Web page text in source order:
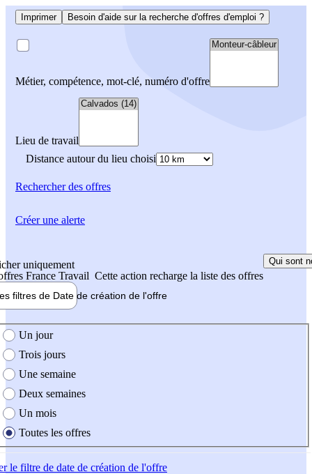
Imprimer Besoin d'aide sur la recherche d'offres d'emploi ?
Métier, compétence, mot-clé, numéro d'offre
Lieu de travail
Distance autour du lieu choisi
Rechercherdes offres
uniquement
France Travail Cette action recharge la liste des offres
Qui sont
filtres de Date de création de l'offre
création de l'offre
Un jour
Trois jours
Une semaine
Deux semaines
Un mois
Toutes les offres
le filtre de date de création de l'offre
Créer une alerte